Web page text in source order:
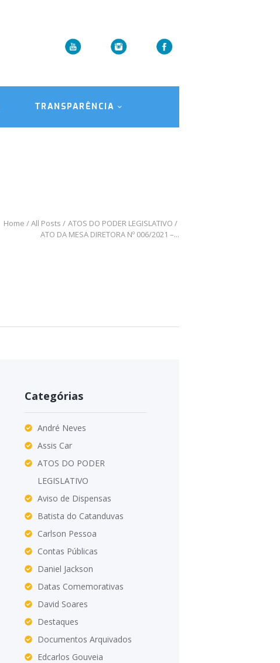
TRANSPARÊNCIA
Home All Posts
ATOS DO PODER LEGISLATIVO
ATO DA MESA DIRETORA Nº 006/2021 –...
Categórias
André Neves
Assis Car
ATOS DO PODER
LEGISLATIVO
Aviso de Dispensas
Batista do Catanduvas
Carlson Pessoa
Contas Públicas
Daniel Jackson
Datas Comemorativas
David Soares
Destaques
Documentos Arquivados
Edcarlos Gouveia